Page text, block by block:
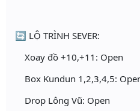
🔄 LỘ TRÌNH SEVER:
Xoay đồ +10,+11: Open
Box Kundun 1,2,3,4,5:
Drop Lông Vũ: Open